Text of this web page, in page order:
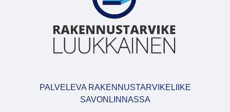
PALVELEVA RAKENNUSTARVIKELIIKE
SAVONLINNASSA